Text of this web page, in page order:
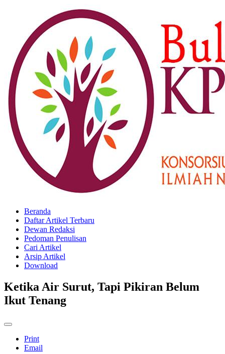
Beranda
Daftar Artikel Terbaru
Dewan Redaksi
Pedoman Penulisan
Cari Artikel
Arsip Artikel
Download
Ketika Air Surut, Tapi Pikiran Belum
Ikut Tenang
Print
Email